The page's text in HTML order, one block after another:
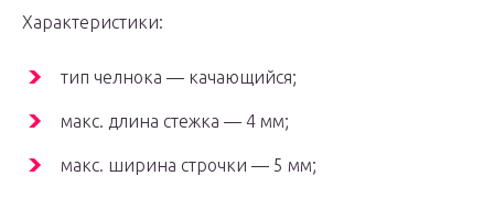
Характеристики:
тип челнока — качающийся;
макс. длина стежка — 4 мм;
макс. ширина строчки — 5 мм;